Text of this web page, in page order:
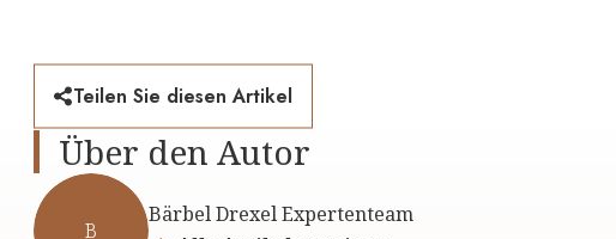
Teilen Sie diesen Artikel
Über den Autor
B
Bärbel Drexel Expertenteam